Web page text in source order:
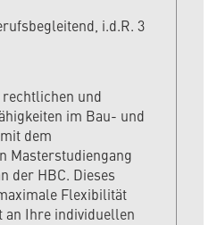
i.d.R. 3
und
im Bau- und
dem
Masterstudiengang
der HBC. Dieses
Flexibilität
an Ihre individuellen